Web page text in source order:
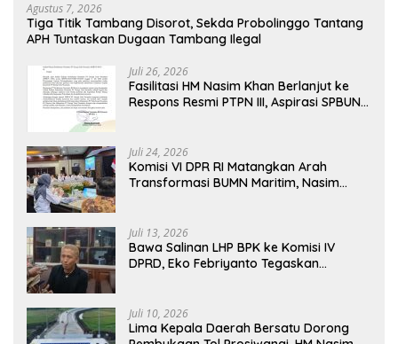
Agustus 7, 2026
Tiga Titik Tambang Disorot, Sekda Probolinggo Tantang
APH Tuntaskan Dugaan Tambang Ilegal
Juli 26, 2026
Fasilitasi HM Nasim Khan Berlanjut ke
Respons Resmi PTPN III, Aspirasi SPBUN
Juli 24, 2026
Komisi VI DPR RI Matangkan Arah
Transformasi BUMN Maritim, Nasim
Juli 13, 2026
Bawa Salinan LHP BPK ke Komisi IV
DPRD, Eko Febriyanto Tegaskan
Juli 10, 2026
Lima Kepala Daerah Bersatu Dorong